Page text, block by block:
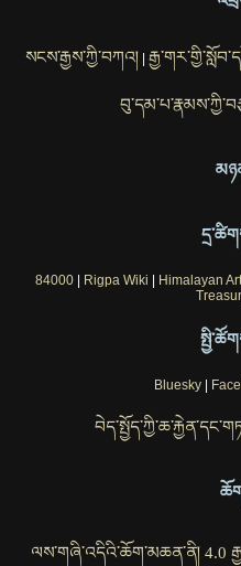
སངས་རྒྱས་ཀྱི་བཀའ།
84000| Rigpa Wiki Himalayan Art
Bluesky|
ལས་གཞི་འདིའི་ཆོག་མཆན་ནི། 4.0